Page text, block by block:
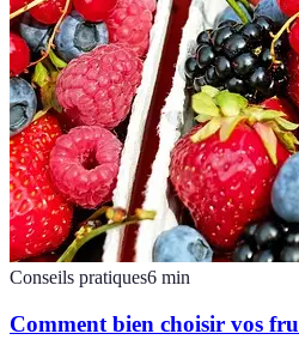
Conseils pratiques6 min
Comment bien choisir vos